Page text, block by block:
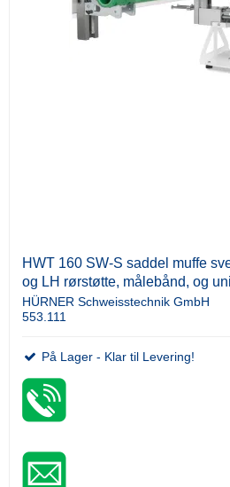
HWT 160 SW-S saddel muffe
og LH rørstøtte, målebånd, og
HÜRNER Schweisstechnik GmbH
553.111
På Lager - Klar til Levering!